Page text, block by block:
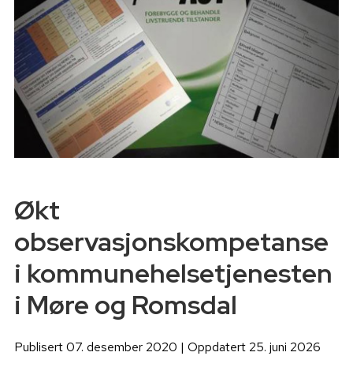
Økt
observasjonskompetanse
i kommunehelsetjenesten
i Møre og Romsdal
Publisert 07. desember 2020 | Oppdatert 25. juni 2026